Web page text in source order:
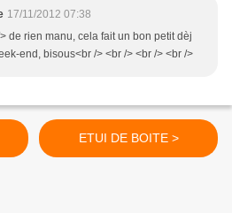
17/11/2012 07:38
de rien manu, cela fait un bon petit dèj
end, bisous<br /> <br /> <br /> <br />
ETUI DE BOITE >